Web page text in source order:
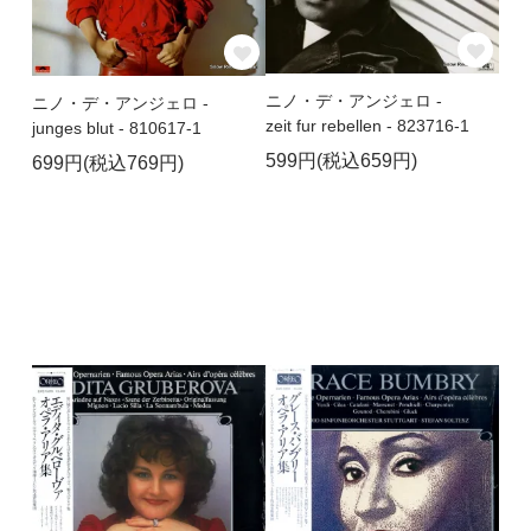
ニノ・デ・アンジェロ -
junges blut - 810617-1
699円(税込769円)
ニノ・デ・アンジェロ -
zeit fur rebellen - 823716-1
599円(税込659円)